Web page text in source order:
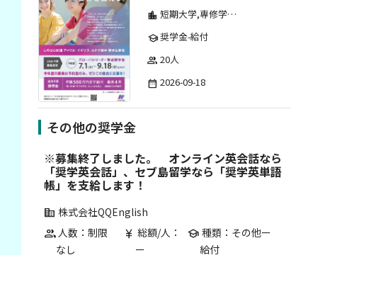
location_city 短期大学,専修学校,高等専門学校,その他,高等学校,大学院,大学
school奨学金-給付
group 20人
date_range 2026-09-18
その他の奨学金
※募集終了しました。 オンライン英会話なら
「奨学英会話」、セブ島留学なら「奨学英単語
帳」を支給します！
corporate_fare 株式会社QQEnglish
group 人数：制限
なし
currency_yen 総額/人：
ー
school 種類：その他ー
給付